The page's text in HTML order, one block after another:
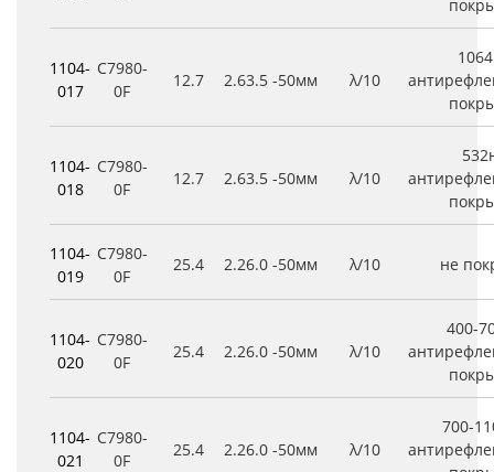
1104-
017
C7980-
0F
12.7 2.63.5 -50мм λ/10
1104-
018
C7980-
0F
12.7 2.63.5 -50мм λ/10
1104-
019
C7980-
0F
25.4 2.26.0 -50мм λ/10 не
1104-
020
C7980-
0F
25.4 2.26.0 -50мм λ/10
400-
1104-
021
C7980-
0F
25.4 2.26.0 -50мм λ/10
700-